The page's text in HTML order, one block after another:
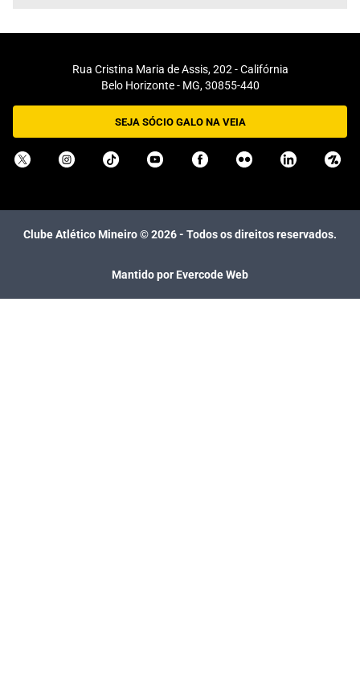
Rua Cristina Maria de Assis, 202 - Califórnia
Belo Horizonte - MG, 30855-440
SEJA SÓCIO GALO NA VEIA
Clube Atlético Mineiro ©2026- Todos os direitos reservados.
Mantido por Evercode Web